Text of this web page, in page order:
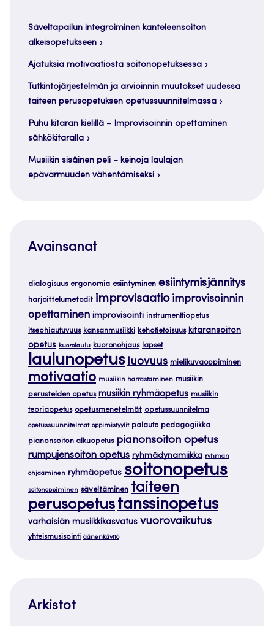
Säveltapailun integroiminen kanteleensoiton
alkeisopetukseen
Ajatuksia motivaatiosta soitonopetuksessa
Tutkintojärjestelmän ja arvioinnin muutokset uudessa
taiteen perusopetuksen opetussuunnitelmassa
Puhu kitaran kielillä – Improvisoinnin opettaminen
sähkökitaralla
Musiikin sisäinen peli – keinoja laulajan
epävarmuuden vähentämiseksi
Avainsanat
dialogisuus ergonomia esiintyminen esiintymisjännitys
harjoittelumetodit improvisaatio improvisoinnin
opettaminen improvisointi instrumenttiopetus
itseohjautuvuus kansanmusiikki kehotietoisuus kitaransoiton
opetus kuorolaulu kuoronohjaus lapset
laulunopetus luovuus mielikuvaoppiminen
motivaatio musiikin harrastaminen musiikin
perusteiden opetus musiikin ryhmäopetus musiikin
teoriaopetus opetusmenetelmät opetussuunnitelma
opetussuunnitelmat oppimistyylit palaute pedagogiikka
pianonsoiton alkuopetus pianonsoiton opetus
rumpujensoiton opetus ryhmädynamiikka ryhmän
ohjaaminen ryhmäopetus soitonopetus
soitonoppiminen säveltäminen taiteen
perusopetus tanssinopetus
varhaisiän musiikkikasvatus vuorovaikutus
yhteismusisointi äänenkäyttö
Arkistot